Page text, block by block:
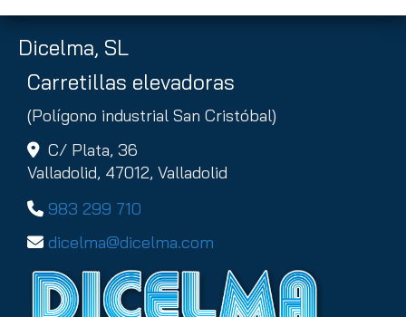
Dicelma, SL
Carretillas elevadoras
(Polígono industrial San Cristóbal)
C/ Plata, 36
Valladolid, 47012, Valladolid
983 299 710
dicelma
dicelma.com